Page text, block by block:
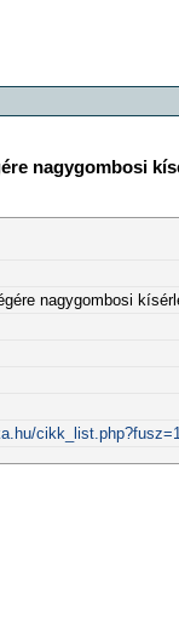
nagygombosi
nagygombosi